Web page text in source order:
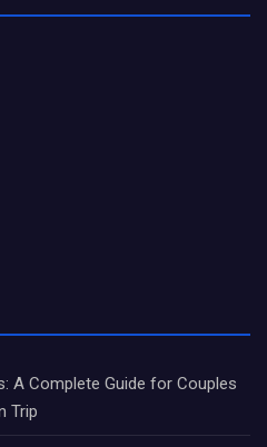
A Complete Guide for Couples
Trip